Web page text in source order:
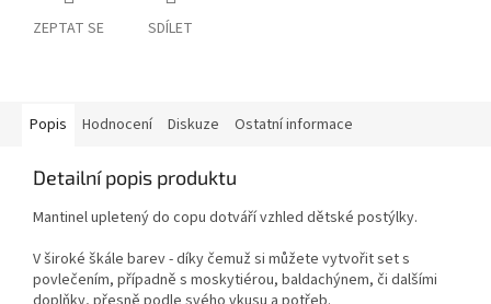
ZEPTAT SE SDÍLET
Popis Hodnocení Diskuze Ostatní informace
Detailní popis produktu
Mantinel upletený do copu dotváří vzhled dětské postýlky.
V široké škále barev - díky čemuž si můžete vytvořit set s
povlečením, případně s moskytiérou, baldachýnem, či dalšími